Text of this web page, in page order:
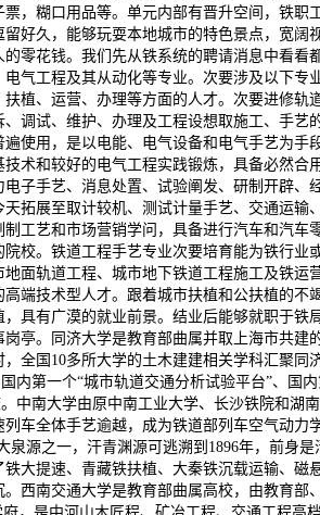
，糊口用品等。单元内部有晋升空间，铁
好久，能够玩耍本地城市的特色景点，宽
零花钱。我们先从铁系统的聘请消息中看
气工程及其从动化等专业。次要涉及以下
植、运营、办理等方面的人才。次要进修
调试、维护、办理及工程设想取施工、手
使用，是以电能、电气设备和电气手艺为
术和较好的电气工程实践锻炼，具备必然
子手艺、消息处置、试验阐发、研制开辟
拓展至取计较机、测试计量手艺、交通运
工艺和市场营销学问，具备进行汽车和汽
校。铁道工程手艺专业次要培育能为铁行
面轨道工程、城市地下铁道工程施工及铁
端技术型人才。跟着城市扶植和公扶植的
具有广漠的就业前景。结业后能够就职于
亭。同济大学是教育部曲属并取上海市共
全国10多所大学的土木建建相关学科汇聚
内第一个“城市轨道交通分析试验平台”、
中南大学由原中南工业大学、长沙铁院和
车全体手艺逾越，成为铁道部列车空气动
源之一，汗青渊源可逃溯到1896年，前
大提速、青藏铁扶植、大秦铁沉载运输、
西南交通大学是教育部曲属高校，由教育